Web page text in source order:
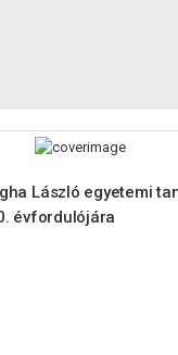
László egyetemi
évfordulójára